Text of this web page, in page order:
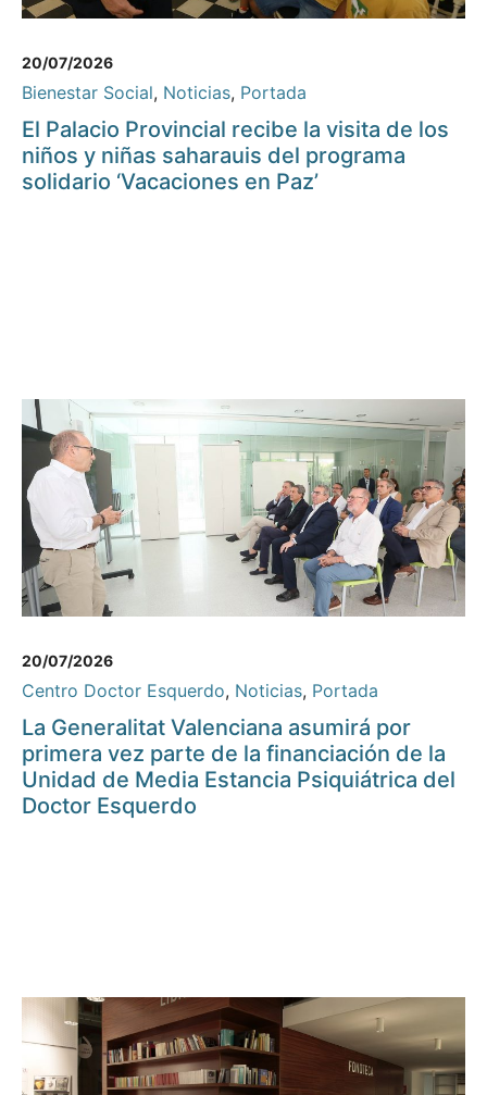
20/07/2026
Bienestar Social, Noticias, Portada
El Palacio Provincial recibe la visita de los
niños y niñas saharauis del programa
solidario ‘Vacaciones en Paz’
20/07/2026
Centro Doctor Esquerdo, Noticias, Portada
La Generalitat Valenciana asumirá por
primera vez parte de la financiación de la
Unidad de Media Estancia Psiquiátrica del
Doctor Esquerdo